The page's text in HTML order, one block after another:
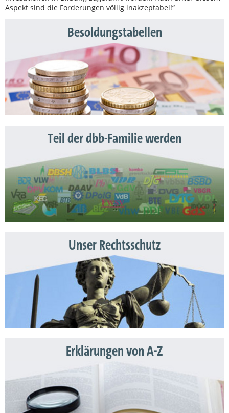
Besoldungstabellen
Teil der dbb-Familie werden
Unser Rechtsschutz
Erklärungen von A-Z
Aspekt sind die Forderungen völlig inakzeptabel!“